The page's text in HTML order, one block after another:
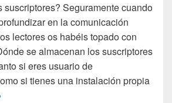
suscriptores? Seguramente cuando
en la comunicación
lectores os habéis topado con
se almacenan los suscriptores
si eres usuario de
si tienes una instalación propia
están los suscriptores de mi blog